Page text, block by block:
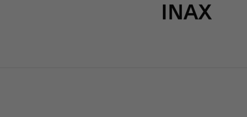
liền
sinh